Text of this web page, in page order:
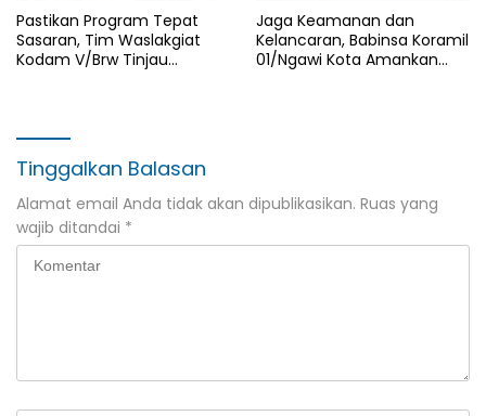
Pastikan Program Tepat
Sasaran, Tim Waslakgiat
Kodam V/Brw Tinjau
Jaga Keamanan dan
Kelancaran, Babinsa Koramil
01/Ngawi Kota Amankan
Tinggalkan Balasan
Alamat email Anda tidak akan dipublikasikan. Ruas yang
wajib ditandai *